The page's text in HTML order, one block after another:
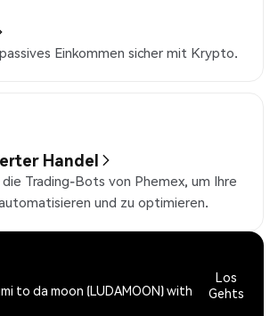
Einkommen sicher mit Krypto.
Handel
Trading-Bots von Phemex, um Ihre
und zu optimieren.
to da moon (LUDAMOON) with
Los
Gehts